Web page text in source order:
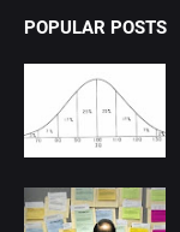
POPULAR POSTS